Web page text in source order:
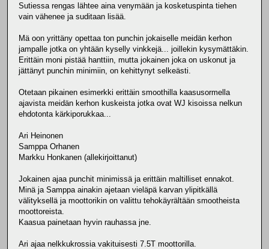
Sutiessa rengas lähtee aina venymään ja kosketuspinta tiehen
vain vähenee ja suditaan lisää.
Mä oon yrittäny opettaa ton punchin jokaiselle meidän kerhon
jampalle jotka on yhtään kyselly vinkkejä... joillekin kysymättäkin.
Erittäin moni pistää hanttiin, mutta jokainen joka on uskonut ja
jättänyt punchin minimiin, on kehittynyt selkeästi.
Otetaan pikainen esimerkki erittäin smoothilla kaasusormella
ajavista meidän kerhon kuskeista jotka ovat WJ kisoissa nelkun
ehdotonta kärkiporukkaa...
Ari Heinonen
Samppa Orhanen
Markku Honkanen (allekirjoittanut)
Jokainen ajaa punchit minimissä ja erittäin maltilliset ennakot.
Minä ja Samppa ainakin ajetaan vieläpä karvan ylipitkällä
välityksellä ja moottorikin on valittu tehokäyrältään smootheista
moottoreista.
Kaasua painetaan hyvin rauhassa jne.
Ari ajaa nelkkukrossia vakituisesti 7.5T moottorilla.